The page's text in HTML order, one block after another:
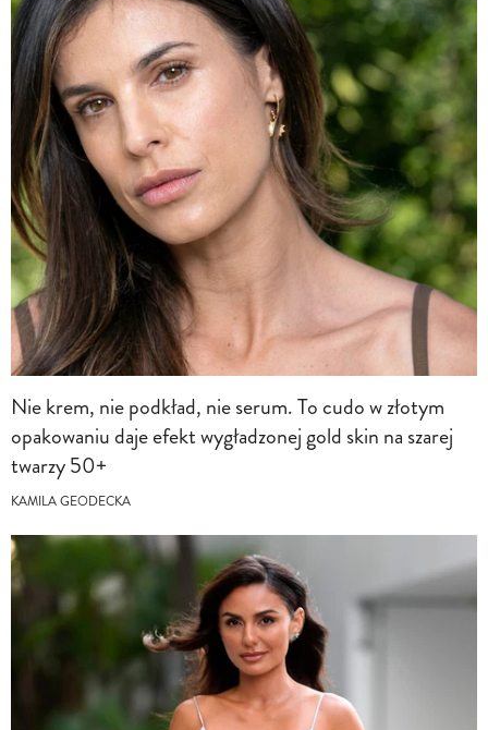
Nie krem, nie podkład, nie serum. To cudo w złotym
opakowaniu daje efekt wygładzonej gold skin na szarej
twarzy 50+
KAMILA GEODECKA